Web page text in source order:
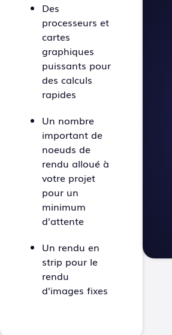
Des
processeurs et
cartes
graphiques
puissants pour
des calculs
rapides
Un nombre
important de
noeuds de
rendu alloué à
votre projet
pour un
minimum
d’attente
Un rendu en
strip pour le
rendu
d’images fixes